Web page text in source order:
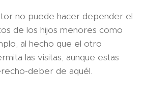
no puede hacer depender el
de los hijos menores como
al hecho que el otro
las visitas, aunque estas
deber de aquél.